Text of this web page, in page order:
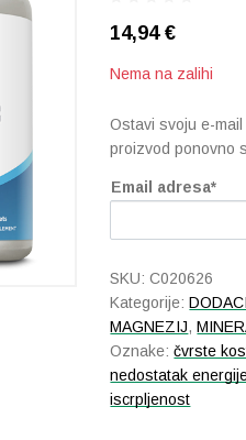
14,94€
Nema na zalihi
Ostavi svoju e-
proizvod ponovno
Email adresa*
SKU:C020626
Kategorije:
MAGNEZIJ,
Oznake:čvrste
nedostatak
iscrpljenost